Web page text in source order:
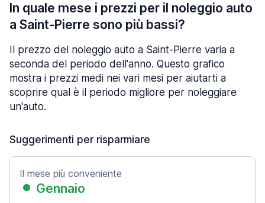
In quale mese i prezzi per il noleggio auto
a Saint-Pierre sono più bassi?
Il prezzo del noleggio auto a Saint-Pierre varia a
seconda del periodo dell'anno. Questo grafico
mostra i prezzi medi nei vari mesi per aiutarti a
scoprire qual è il periodo migliore per noleggiare
un'auto.
Suggerimenti per risparmiare
Il mese più conveniente
Gennaio